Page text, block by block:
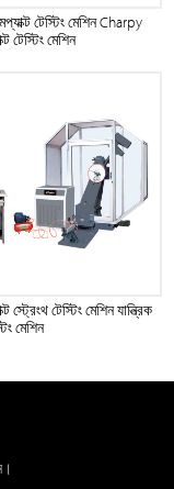
টেস্টিং মেশিন Charpy
টেস্টিং মেশিন
স্ট্রেংথ টেস্টিং মেশিন যান্ত্রিক
মেশিন